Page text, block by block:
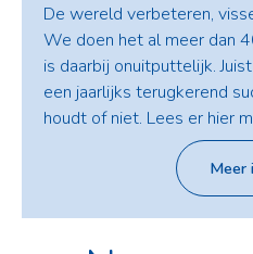
De wereld verbeteren,
We doen het al meer dan
is daarbij onuitputtelijk.
een jaarlijks terugkerend
houdt of niet. Lees er hier
Meer